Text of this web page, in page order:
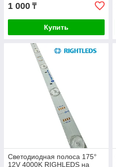
1 000 ₸
Купить
Светодиодная полоса 175°
12V 4000K RIGHLEDS на